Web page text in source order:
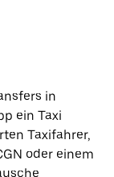
in
ein Taxi
Taxifahrer,
oder einem